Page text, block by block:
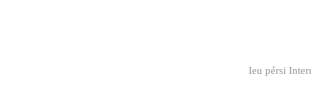
Ieu pérsi